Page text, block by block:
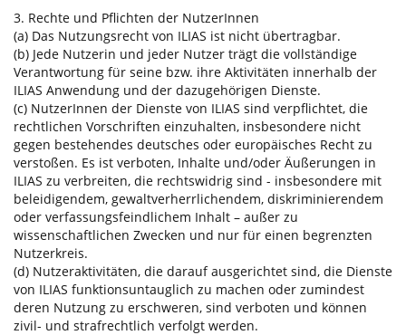
3. Rechte und Pflichten der NutzerInnen
(a) Das Nutzungsrecht von ILIAS ist nicht übertragbar.
(b) Jede Nutzerin und jeder Nutzer trägt die vollständige
Verantwortung für seine bzw. ihre Aktivitäten innerhalb der
ILIAS Anwendung und der dazugehörigen Dienste.
(c) NutzerInnen der Dienste von ILIAS sind verpflichtet, die
rechtlichen Vorschriften einzuhalten, insbesondere nicht
gegen bestehendes deutsches oder europäisches Recht zu
verstoßen. Es ist verboten, Inhalte und/oder Äußerungen in
ILIAS zu verbreiten, die rechtswidrig sind - insbesondere mit
beleidigendem, gewaltverherrlichendem, diskriminierendem
oder verfassungsfeindlichem Inhalt – außer zu
wissenschaftlichen Zwecken und nur für einen begrenzten
Nutzerkreis.
(d) Nutzeraktivitäten, die darauf ausgerichtet sind, die Dienste
von ILIAS funktionsuntauglich zu machen oder zumindest
deren Nutzung zu erschweren, sind verboten und können
zivil- und strafrechtlich verfolgt werden.